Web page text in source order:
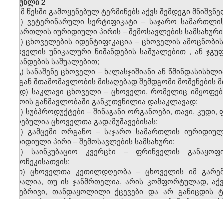
მუხლი 2
ამ წესში გამოყენებულ ტერმინებს აქვს შემდეგი
ა) ვეტერინარული სერტიფიკატი – საჯარო
სამართლის იურიდიული პირის –შემოსავლების
ბ) ცხოველების იდენტიფიკაცია – ცხოველის ამოცნობის
ცხოველის უნიკალური ნიშანდების საშუალებით, ან
ნიშანდების საშუალებით;
გ) სანაშენე ცხოველი – ხალასჯიშიანი ან
მისგან შთამომავლობის მისაღებად შემდგომი მოშენების
დ) საკლავი ცხოველი – ცხოველი, რომელიც
დროის განმავლობაში განკუთვნილია დასაკლავად;
ე) სუბპროდუქტები – შინაგანი ორგანოები, თავი,
მიღებულია ცხოველთა გადამუშავებისას;
ვ) გამცემი ორგანო – საჯარო სამართლის
იურიდიული პირი –შემოსავლების სამსახური;
ზ) საინკუბაციო კვერცხი – ფრინველის
გამოჩეკისათვის;
თ) ცხოველთა კეთილდღეობა – ცხოველის იმ
მაღალია, თუ ის ჯანმრთელია, არის კომფორტულად,
ბუნებრივი, თანდაყოლილი ქცევები და არ